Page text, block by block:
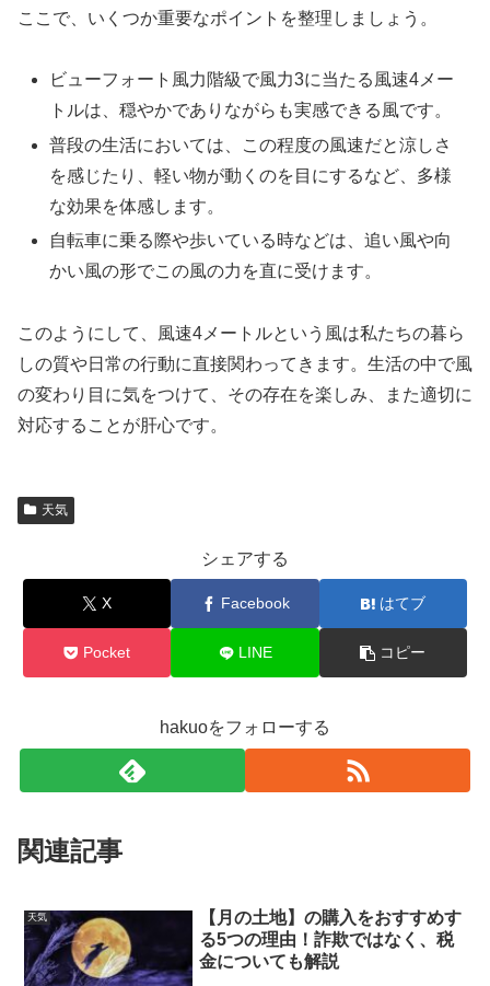
ここで、いくつか重要なポイントを整理しましょう。
ビューフォート風力階級で風力3に当たる風速4メー
トルは、穏やかでありながらも実感できる風です。
普段の生活においては、この程度の風速だと涼しさ
を感じたり、軽い物が動くのを目にするなど、多様
な効果を体感します。
自転車に乗る際や歩いている時などは、追い風や向
かい風の形でこの風の力を直に受けます。
このようにして、風速4メートルという風は私たちの暮ら
しの質や日常の行動に直接関わってきます。生活の中で風
の変わり目に気をつけて、その存在を楽しみ、また適切に
対応することが肝心です。
天気
シェアする
X Facebook はてブ
Pocket LINE コピー
hakuoをフォローする
関連記事
天気
【月の土地】の購入をおすすめす
る5つの理由！詐欺ではなく、税
金についても解説